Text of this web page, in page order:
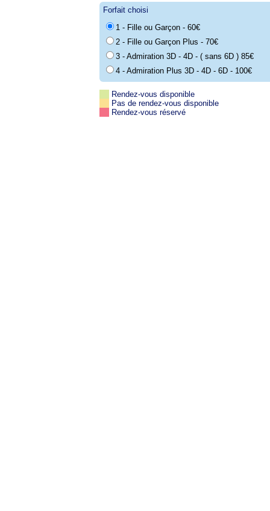
Forfait choisi
1 - Fille ou Garçon - 60€
2 - Fille ou Garçon Plus - 70€
3 - Admiration 3D - 4D - ( sans 6D ) 85€
4 - Admiration Plus 3D - 4D - 6D - 100€
Rendez-vous disponible
Pas de rendez-vous disponible
Rendez-vous réservé